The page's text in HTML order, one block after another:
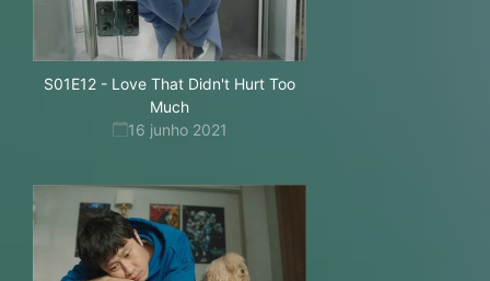
S01E12 - Love That Didn't Hurt Too
Much
16 junho 2021